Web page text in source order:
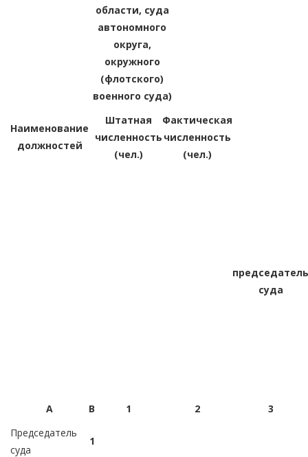
области, суда
автономного
округа,
окружного
(флотского)
военного суда)
Наименование
должностей
Штатная
численность
(чел.)
Фактическая
численность
(чел.)
председатель
суда
А В 1 2
3
Председатель
суда
1